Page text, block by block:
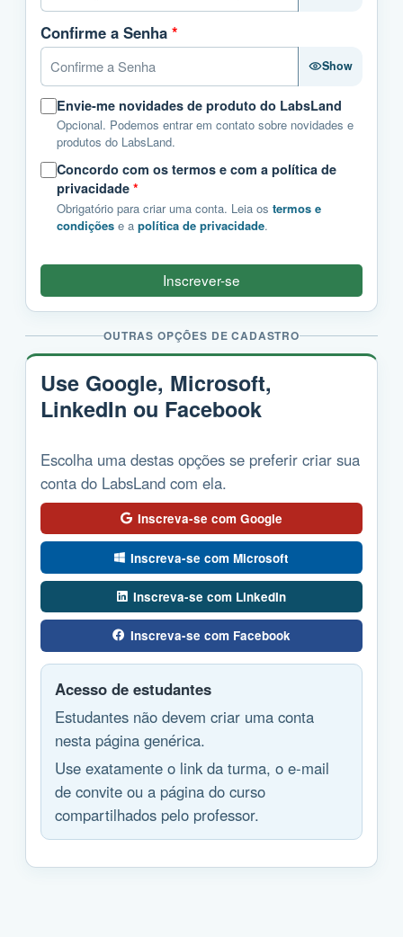
Confirme a Senha *
Show
Envie-me novidades de produto do LabsLand
Opcional. Podemos entrar em contato sobre novidades e
produtos do LabsLand.
Concordo com os termos e com a política de
privacidade *
Obrigatório para criar uma conta. Leia os termos e
condições e a política de privacidade.
Inscrever-se
OUTRAS OPÇÕES DE CADASTRO
Use Google, Microsoft,
LinkedIn ou Facebook
Escolha uma destas opções se preferir criar sua
conta do LabsLand com ela.
Inscreva-se com Google
Inscreva-se com Microsoft
Inscreva-se com LinkedIn
Inscreva-se com Facebook
Acesso de estudantes
Estudantes não devem criar uma conta
nesta página genérica.
Use exatamente o link da turma, o e-mail
de convite ou a página do curso
compartilhados pelo professor.